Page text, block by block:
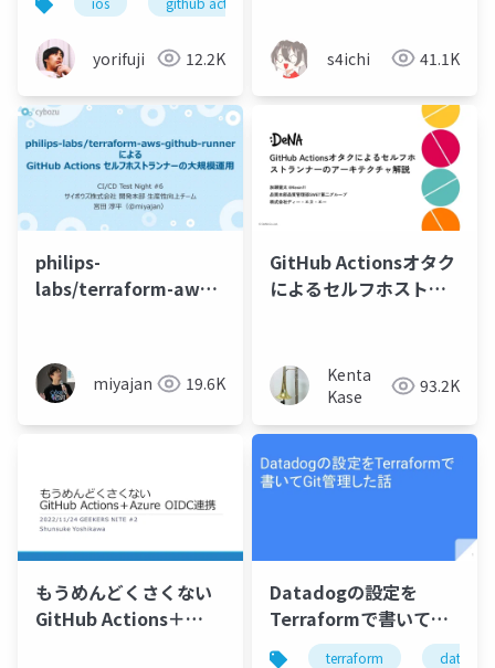
yorifuji 12.2K s4ichi 41.1K
philips-
labs/terraform-aws-
ルフホストランナーの
大規模運用miyajan 19.6K
GitHub Actionsオタク
によるセルフホストラ
Kenta
Kase
93.2K
もうめんどくさくない
GitHub Actions＋
Datadogの設定を
Terraformで書いてGit
管理した話
terraform datadog